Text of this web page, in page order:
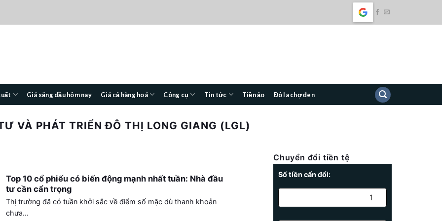
Giá xăng dầu hôm nay Giá cả hàng hoá Công cụ Tin tức Tiền ảo Đô la chợ đen
VÀ PHÁT TRIỂN ĐÔ THỊ LONG GIANG (LGL)
Top 10 cổ phiếu có biến động mạnh nhất tuần: Nhà đầu
tư cần cẩn trọng
Thị trường đã có tuần khởi sắc về điểm số mặc dù thanh khoản
chưa...
Chuyển đổi tiền tệ
Số tiền cẩn đổi: